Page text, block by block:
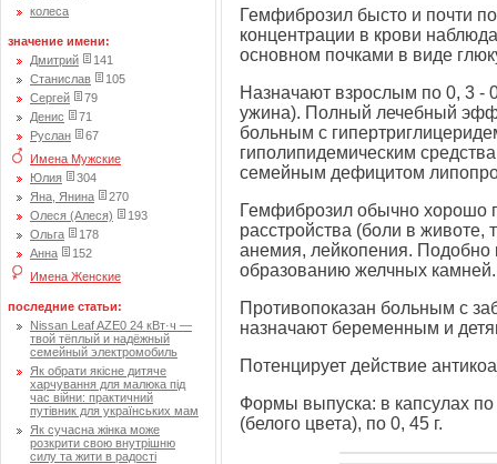
колеса
значение имени:
Дмитрий
141
Станислав
105
Сергей
79
Денис
71
Руслан
67
Имена Мужские
Юлия
304
Яна, Янина
270
Олеся (Алеся)
193
Ольга
178
Анна
152
Имена Женские
последние статьи:
Nissan Leaf AZE0 24 кВт·ч —
твой тёплый и надёжный
семейный электромобиль
Як обрати якісне дитяче
харчування для малюка під
час війни: практичний
путівник для українських мам
Як сучасна жінка може
розкрити свою внутрішню
силу та жити в радості
Гемфиброзил бысто и почти
концентрации в крови
основном почками в виде
Назначают взрослым по 0, 3 -
ужина). Полный лечебный
больным с
гиполипидемическим
семейным дефицитом
Гемфиброзил обычно хорошо
расстройства (боли в
анемия, лейкопения. Подобно
образованию желчных камней.
Противопоказан больным с
назначают беременным и
Потенцирует действие
Формы выпуска: в капсулах по
(белого цвета), по 0, 45 г.